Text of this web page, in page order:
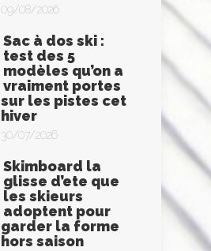
09/08/2026
Sac à dos ski :
test des 5
modèles qu’on a
vraiment portes
sur les pistes cet
hiver
30/07/2026
Skimboard la
glisse d’ete que
les skieurs
adoptent pour
garder la forme
hors saison